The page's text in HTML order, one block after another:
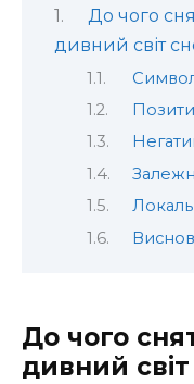
До чого
дивний світ
До чого
дивний